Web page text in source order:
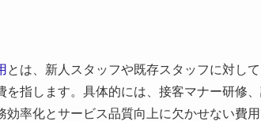
とは、新人スタッフや既存スタッフに対し
を指します。具体的には、接客マナー研修
効率化とサービス品質向上に欠かせない費用